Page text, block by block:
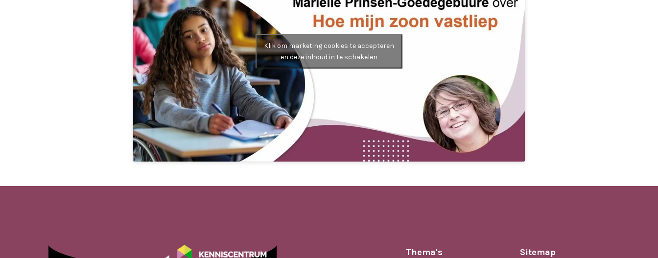
Klik om marketing cookies te accepteren
en deze inhoud in te schakelen
Thema's Sitemap